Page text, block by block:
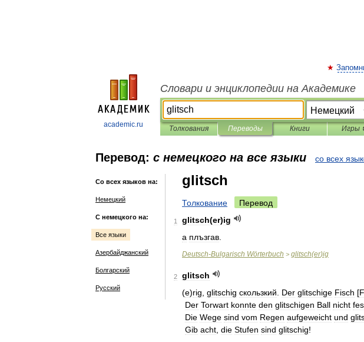
academic.ru
Словари и энциклопедии на Академике
Толкования Переводы Книги Игры
Перевод: с немецкого на все языки со всех
Со всех языков на:
Немецкий
С немецкого на:
Все языки
Азербайджанский
Болгарский
Русский
glitsch
Толкование Перевод
1 glitsch(er)ig
a плъзгав
Deutsch-Bulgarisch Wörterbuch > glitsch(er)ig
2
glitsch
(e)rig glitschig скользкий Der glitschige Fisch [
Der Torwart konnte den glitschigen Ball nicht
Die Wege sind vom Regen aufgeweicht und
Gib acht die Stufen sind glitschig!